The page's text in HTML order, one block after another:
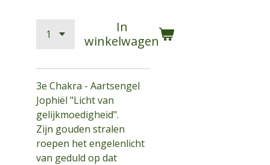
In
winkelwagen
3e Chakra - Aartsengel
Jophiël "Licht van
gelijkmoedigheid".
Zijn gouden stralen
roepen het engelenlicht
van geduld op dat